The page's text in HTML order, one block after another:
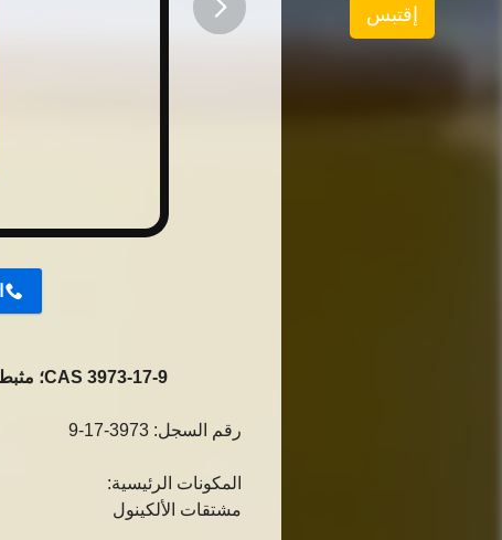
CAS 3973-17-9؛ مثبط تآكل البولي بروبيلين؛ حماية تثبيط تآكل المعادن للتنظيف الحمضي
رقم السجل: 3973-17-9
المكونات الرئيسية:
مشتقات الألكينول
إقتبس